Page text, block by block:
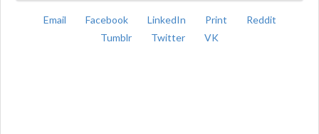
Email Facebook LinkedIn Print
Reddit
Tumblr
Twitter VK